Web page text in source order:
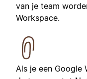
van je team
Workspace.
Als je een Google